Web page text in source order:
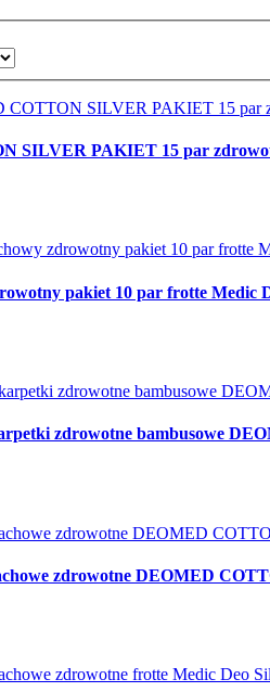
SILVER PAKIET 15 par
pakiet 10 par frotte Medic
zdrowotne bambusowe
zdrowotne DEOMED